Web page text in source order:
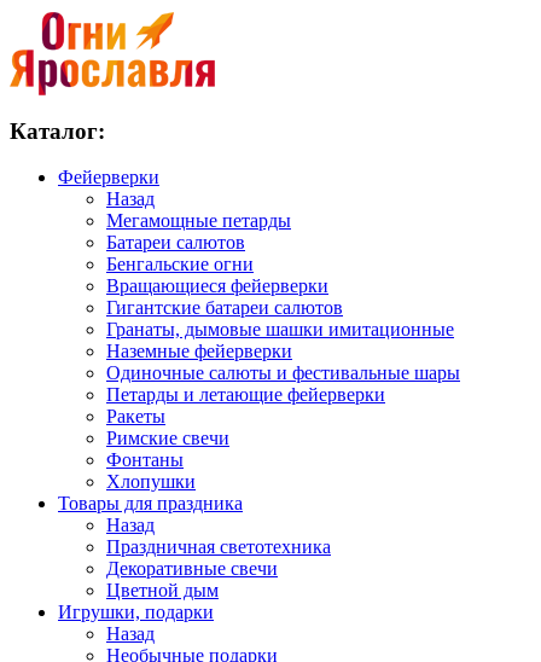
Каталог:
Фейерверки
Назад
Мегамощные петарды
Батареи салютов
Бенгальские огни
Вращающиеся фейерверки
Гигантские батареи салютов
Гранаты, дымовые шашки имитационные
Наземные фейерверки
Одиночные салюты и фестивальные шары
Петарды и летающие фейерверки
Ракеты
Римские свечи
Фонтаны
Хлопушки
Товары для праздника
Назад
Праздничная светотехника
Декоративные свечи
Цветной дым
Игрушки, подарки
Назад
Необычные подарки